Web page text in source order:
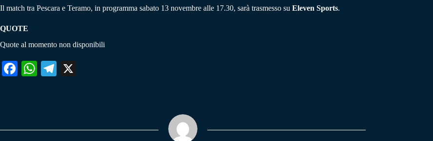
Il match tra Pescara e Teramo, in programma sabato 13 novembre alle 17.30, sarà trasmesso su Eleven Sports.
QUOTE
Quote al momento non disponibili
Fa W
pp
Te
m